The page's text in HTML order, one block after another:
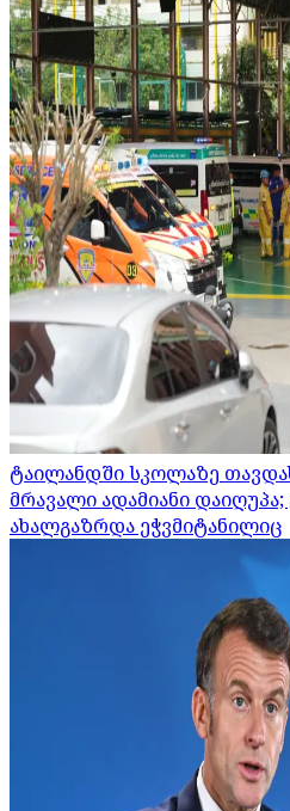
ტაილანდში სკოლაზე
მრავალი ადამიანი
ახალგაზრდა ეჭვმიტანილიც